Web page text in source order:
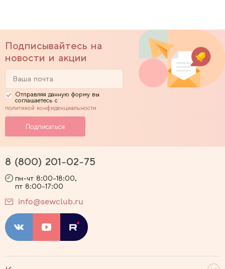
Подписывайтесь на
новости и акции
Отправляя данную форму вы
соглашаетесь с
политикой конфиденциальности
8 (800) 201-02-75
пн-чт 8:00-18:00,
пт 8:00-17:00
info@sewclub.ru